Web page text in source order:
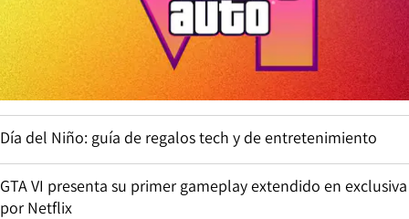
Día del Niño: guía de regalos tech y de entretenimiento
GTA VI presenta su primer gameplay extendido en exclusiva
por Netflix